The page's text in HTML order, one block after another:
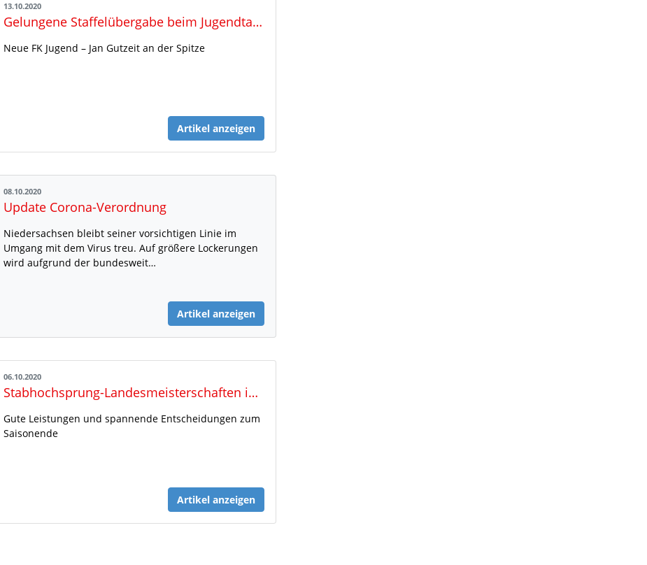
13.10.2020
Gelungene Staffelübergabe beim Jugendtag 2020
Neue FK Jugend – Jan Gutzeit an der Spitze
Artikel anzeigen
08.10.2020
Update Corona-Verordnung
Niedersachsen bleibt seiner vorsichtigen Linie im
Umgang mit dem Virus treu. Auf größere Lockerungen
wird aufgrund der bundesweit…
Artikel anzeigen
06.10.2020
Stabhochsprung-Landesmeisterschaften in Holzminden
Gute Leistungen und spannende Entscheidungen zum
Saisonende
Artikel anzeigen